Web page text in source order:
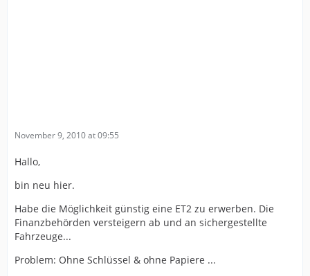
November 9, 2010 at 09:55
Hallo,
bin neu hier.
Habe die Möglichkeit günstig eine ET2 zu erwerben. Die
Finanzbehörden versteigern ab und an sichergestellte
Fahrzeuge...
Problem: Ohne Schlüssel & ohne Papiere ...